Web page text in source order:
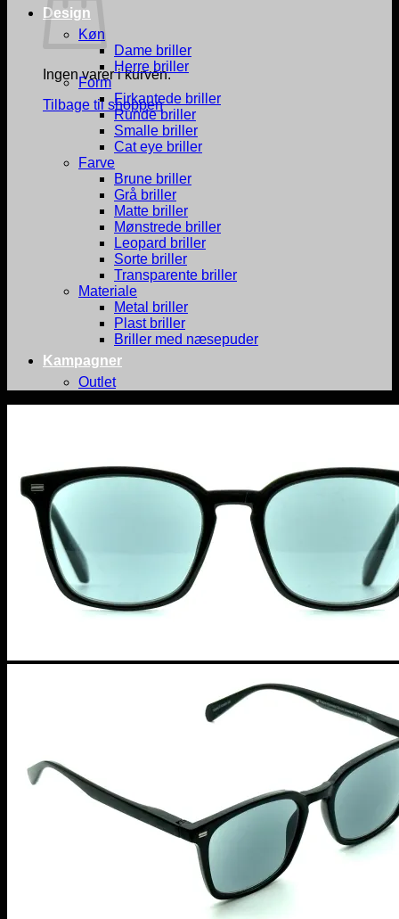
Ingen varer i kurven.
Tilbage til shoppen
Design
Køn
Dame briller
Herre briller
Form
Firkantede briller
Runde briller
Smalle briller
Cat eye briller
Farve
Brune briller
Grå briller
Matte briller
Mønstrede briller
Leopard briller
Sorte briller
Transparente briller
Materiale
Metal briller
Plast briller
Briller med næsepuder
Kampagner
Outlet